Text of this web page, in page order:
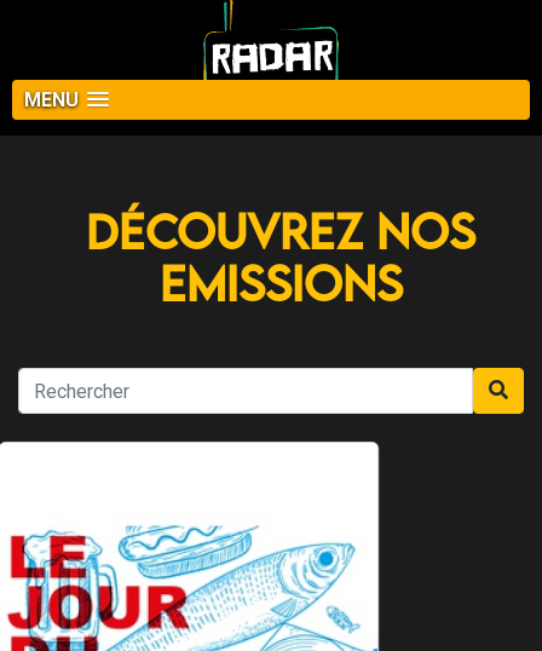
MENU
Découvrez nos
Emissions